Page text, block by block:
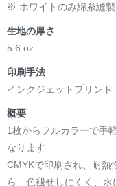
※ ホワイトのみ綿糸縫製
生地の厚さ
5.6 oz
印刷手法
インクジェットプリント
概要
1枚からフルカラーで手
なります
CMYKで印刷され、耐熱
ら、色褪せしにくく、水